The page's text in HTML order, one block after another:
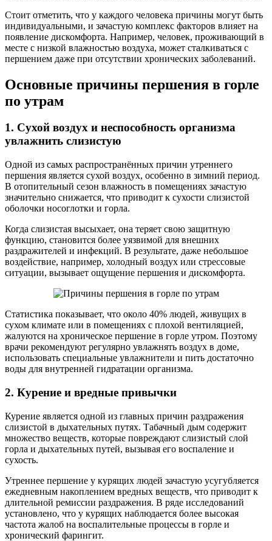
Стоит отметить, что у каждого человека причины могут быть
индивидуальными, и зачастую комплекс факторов влияет на
появление дискомфорта. Например, человек, проживающий в
месте с низкой влажностью воздуха, может сталкиваться с
першением даже при отсутствии хронических заболеваний.
Основные причины першения в горле
по утрам
1. Сухой воздух и неспособность организма
увлажнить слизистую
Одной из самых распространённых причин утреннего
першения является сухой воздух, особенно в зимний период.
В отопительный сезон влажность в помещениях зачастую
значительно снижается, что приводит к сухости слизистой
оболочки носоглотки и горла.
Когда слизистая высыхает, она теряет свою защитную
функцию, становится более уязвимой для внешних
раздражителей и инфекций. В результате, даже небольшое
воздействие, например, холодный воздух или стрессовые
ситуации, вызывает ощущение першения и дискомфорта.
Статистика показывает, что около 40% людей, живущих в
сухом климате или в помещениях с плохой вентиляцией,
жалуются на хроническое першение в горле утром. Поэтому
врачи рекомендуют регулярно увлажнять воздух в доме,
использовать специальные увлажнители и пить достаточно
воды для внутренней гидратации организма.
2. Курение и вредные привычки
Курение является одной из главных причин раздражения
слизистой в дыхательных путях. Табачный дым содержит
множество веществ, которые повреждают слизистый слой
горла и дыхательных путей, вызывая его воспаление и
сухость.
Утреннее першение у курящих людей зачастую усугубляется
ежедневным накоплением вредных веществ, что приводит к
длительной ремиссии раздражения. В ряде исследований
установлено, что у курящих наблюдается более высокая
частота жалоб на воспалительные процессы в горле и
хронический фарингит.